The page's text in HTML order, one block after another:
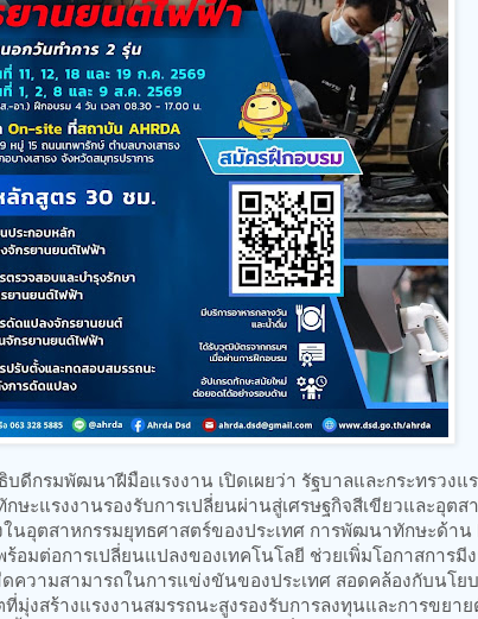
ดีกรมพัฒนาฝีมือแรงงาน เปิดเผยว่า รัฐบาลและกระทรวงแ
ะแรงงานรองรับการเปลี่ยนผ่านสู่เศรษฐกิจสีเขียวและอุตส
นอุตสาหกรรมยุทธศาสตร์ของประเทศ การพัฒนาทักษะด้าน
ร้อมต่อการเปลี่ยนแปลงของเทคโนโลยี ช่วยเพิ่มโอกาสการมี
ความสามารถในการแข่งขันของประเทศ สอดคล้องกับนโย
งสร้างแรงงานสมรรถนะสูงรองรับการลงทุนและการขยาย